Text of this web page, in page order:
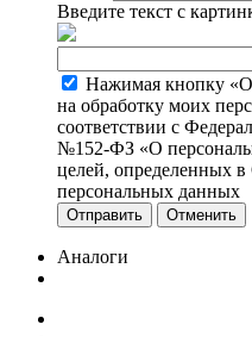
Введите текст с
Нажимая кнопку
на обработку моих
соответствии с
№152-ФЗ «О
целей, определенных в
персональных данных
Отменить
Аналоги